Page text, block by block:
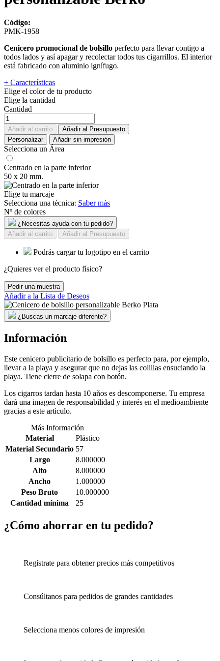
Código:
PMK-1958
Cenicero promocional de bolsillo perfecto para llevar contigo a
todos lados y así apagar y recolectar todos tus cigarrillos. El interior
está fabricado con aluminio ignífugo.
+ Características
Elige el color de tu producto
Elige la cantidad
Cantidad
Añadir al carrito
Añadir al Presupuesto
Personalizar
Añadir sin impresión
Selecciona un Área
Centrado en la parte inferior
50 x 20 mm.
Elige tu marcaje
Selecciona una técnica: Saber más
Nº de colores
¿Necesitas ayuda con tu pedido?
Añadir al carrito
Añadir al Presupuesto
Podrás cargar tu logotipo en el carrito
¿Quieres ver el producto físico?
Pedir una muestra
Añadir a la Lista de Deseos
¿Buscas un marcaje diferente?
Información
Este cenicero publicitario de bolsillo es perfecto para, por ejemplo,
llevar a la playa y asegurar que no dejas las colillas ensuciando la
playa. Tiene cierre de solapa con botón.
Los cigarros tardan hasta 10 años es descomponerse. Tu empresa
dará una imagen de responsabilidad y interés en el medioambiente
gracias a este artículo.
Más Información
Material
Plástico
Material Secundario 57
Largo
8.000000
Alto
8.000000
Ancho
1.000000
Peso Bruto
10.000000
Cantidad mínima
25
¿Cómo ahorrar en tu pedido?
Regístrate para obtener precios más competitivos
Consúltanos para pedidos de grandes cantidades
Selecciona menos colores de impresión